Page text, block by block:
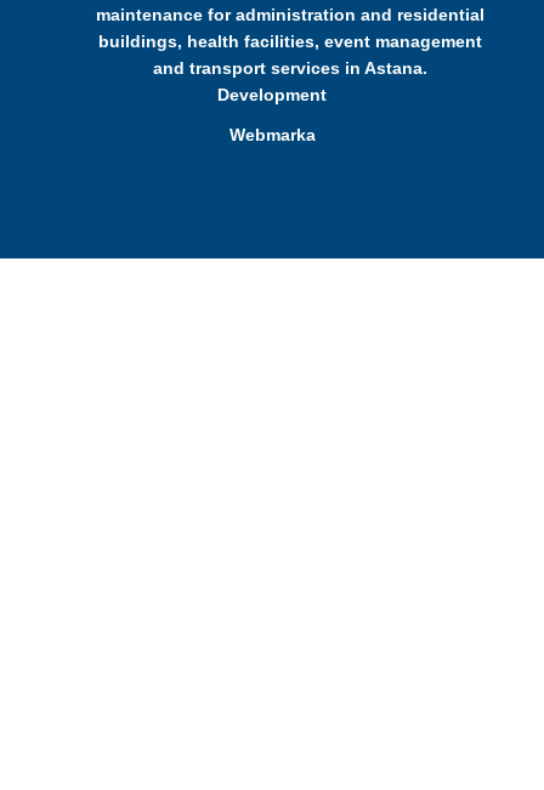
maintenance for administration and residential
buildings, health facilities, event management
and transport services in Astana.
Development
Webmarka